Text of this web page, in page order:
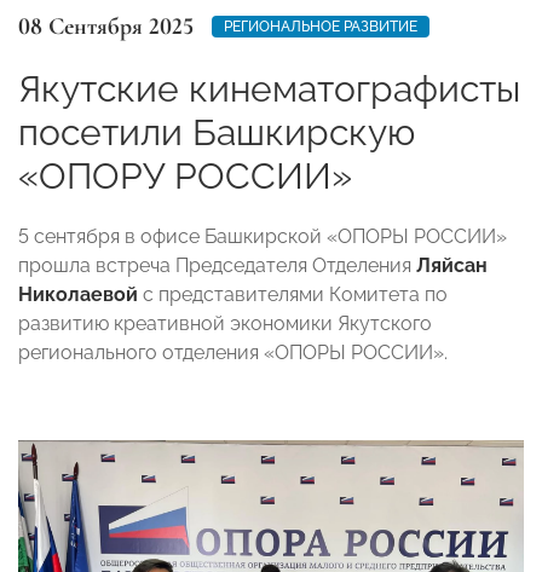
08 Сентября 2025 РЕГИОНАЛЬНОЕ РАЗВИТИЕ
Якутские кинематографисты
посетили Башкирскую
«ОПОРУ РОССИИ»
5 сентября в офисе Башкирской «ОПОРЫ РОССИИ»
прошла встреча Председателя Отделения Ляйсан
Николаевой с представителями Комитета по
развитию креативной экономики Якутского
регионального отделения «ОПОРЫ РОССИИ».